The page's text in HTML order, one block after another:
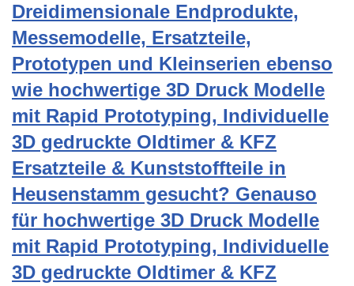
Dreidimensionale Endprodukte,
Messemodelle, Ersatzteile,
Prototypen und Kleinserien ebenso
wie hochwertige 3D Druck Modelle
mit Rapid Prototyping, Individuelle
3D gedruckte Oldtimer & KFZ
Ersatzteile & Kunststoffteile in
Heusenstamm gesucht? Genauso
für hochwertige 3D Druck Modelle
mit Rapid Prototyping, Individuelle
3D gedruckte Oldtimer & KFZ